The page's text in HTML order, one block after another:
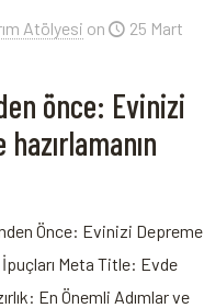
Atölyesi on
25 Mart
önce: Evinizi
Önce: Evinizi Depreme
İpuçları Meta Title: Evde
En Önemli Adımlar ve